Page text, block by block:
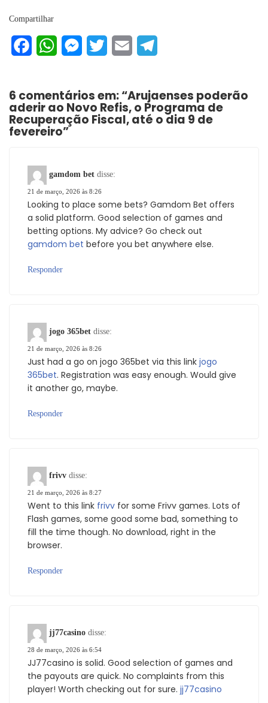
Compartilhar
FacebookWhatsAppMessenger
Twitter Email
6 comentários em: “Arujaenses poderão
aderir ao Novo Refis, o Programa de
Recuperação Fiscal, até o dia 9 de
fevereiro”
gamdom bet disse:
21 de março, 2026 às 8:26
Looking to place some bets? Gamdom Bet offers
a solid platform. Good selection of games and
betting options. My advice? Go check out
gamdom bet before you bet anywhere else.
Responder
jogo 365bet disse:
21 de março, 2026 às 8:26
Just had a go on jogo 365bet via this link jogo
365bet. Registration was easy enough. Would give
it another go, maybe.
Responder
frivv disse:
21 de março, 2026 às 8:27
Went to this link frivv for some Frivv games. Lots of
Flash games, some good some bad, something to
fill the time though. No download, right in the
browser.
Responder
jj77casino disse:
28 de março, 2026 às 6:54
JJ77casino is solid. Good selection of games and
the payouts are quick. No complaints from this
player! Worth checking out for sure. jj77casino